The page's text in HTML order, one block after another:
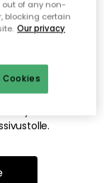
löydä
tai siitä, että se
mahdollisesti
out of any non-
blocking certain
Our privacy